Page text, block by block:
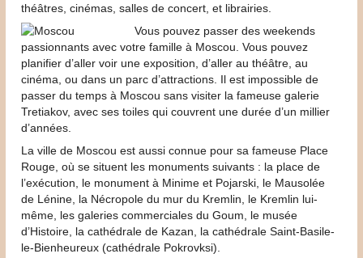
théâtres, cinémas, salles de concert, et librairies.
Vous pouvez passer des weekends
passionnants avec votre famille à Moscou. Vous pouvez
planifier d’aller voir une exposition, d’aller au théâtre, au
cinéma, ou dans un parc d’attractions. Il est impossible de
passer du temps à Moscou sans visiter la fameuse galerie
Tretiakov, avec ses toiles qui couvrent une durée d’un millier
d’années.
La ville de Moscou est aussi connue pour sa fameuse Place
Rouge, où se situent les monuments suivants : la place de
l’exécution, le monument à Minime et Pojarski, le Mausolée
de Lénine, la Nécropole du mur du Kremlin, le Kremlin lui-
même, les galeries commerciales du Goum, le musée
d’Histoire, la cathédrale de Kazan, la cathédrale Saint-Basile-
le-Bienheureux (cathédrale Pokrovksi).